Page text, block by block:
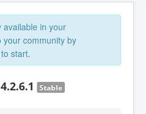
available in your
your community by
to start.
Stable